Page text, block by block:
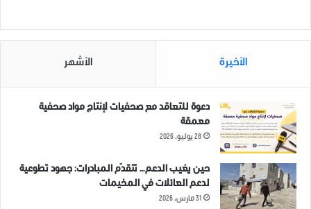
الأخيرة الأشهر
دعوة للتعاقد مع صحفيات لإنتاج مواد صحفية
معمقة
28 يوليو، 2026
حين يغيب الدعم… تتقدّم المبادرات: جهود تطوعية
لدعم العائلات في المخيمات
31 مارس، 2026